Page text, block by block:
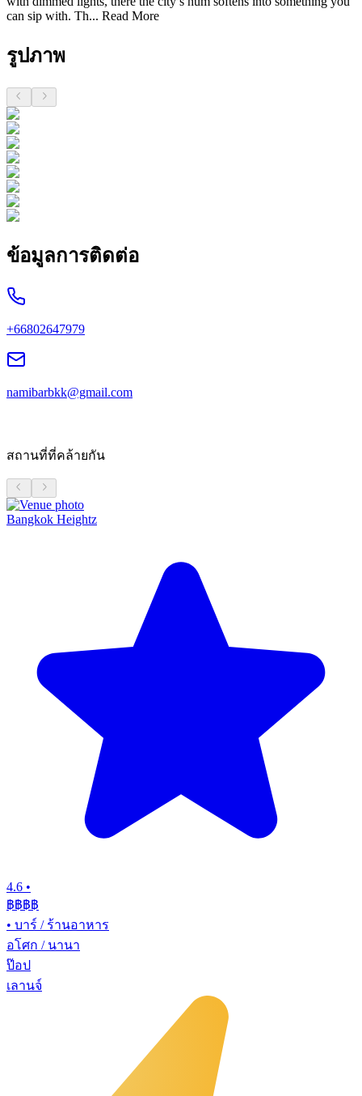
can sip with. Th... Read More
รูปภาพ
ข้อมูลการติดต่อ
+66802647979
namibarbkk@gmail.com
สถานที่ที่คล้ายกัน
Bangkok Heightz
4.6 •
฿฿฿฿
• บาร์ / ร้านอาหาร
อโศก / นานา
ป๊อป
เลานจ์